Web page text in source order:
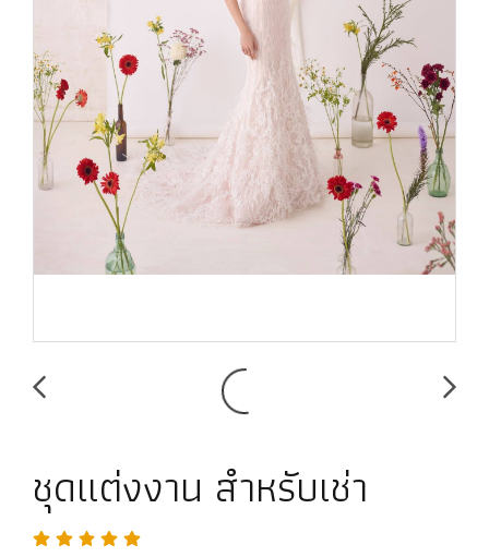
ชุดแต่งงาน สำหรับเช่า